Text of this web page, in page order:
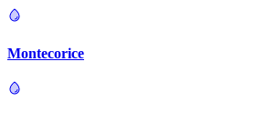
Montecorice